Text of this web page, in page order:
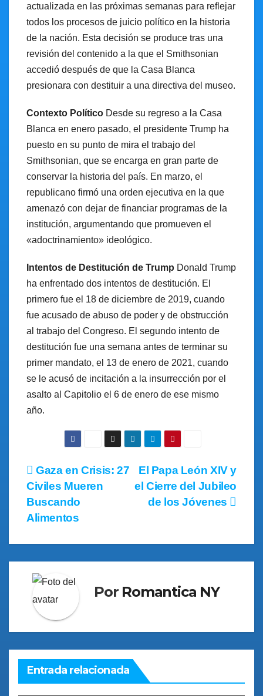
actualizada en las próximas semanas para reflejar
todos los procesos de juicio político en la historia
de la nación. Esta decisión se produce tras una
revisión del contenido a la que el Smithsonian
accedió después de que la Casa Blanca
presionara con destituir a una directiva del museo.
Contexto Político Desde su regreso a la Casa
Blanca en enero pasado, el presidente Trump ha
puesto en su punto de mira el trabajo del
Smithsonian, que se encarga en gran parte de
conservar la historia del país. En marzo, el
republicano firmó una orden ejecutiva en la que
amenazó con dejar de financiar programas de la
institución, argumentando que promueven el
«adoctrinamiento» ideológico.
Intentos de Destitución de Trump Donald Trump
ha enfrentado dos intentos de destitución. El
primero fue el 18 de diciembre de 2019, cuando
fue acusado de abuso de poder y de obstrucción
al trabajo del Congreso. El segundo intento de
destitución fue una semana antes de terminar su
primer mandato, el 13 de enero de 2021, cuando
se le acusó de incitación a la insurrección por el
asalto al Capitolio el 6 de enero de ese mismo
año.
El Papa León XIV y
el Cierre del Jubileo
de los Jóvenes
Gaza en Crisis: 27
Civiles Mueren
Buscando
Alimentos
Por Romantica NY
Entrada relacionada